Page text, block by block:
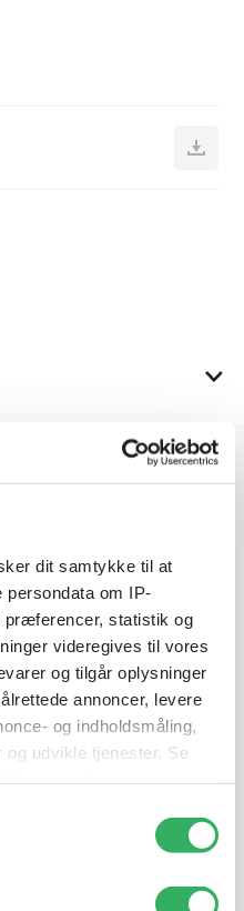
dit samtykke til at
persondata om IP-
præferencer, statistik og
videregives til vores
og tilgår oplysninger
annoncer, levere
og indholdsmåling,
udvikle tjenester. Se
fra vores
at trykke på "Privacy
produkter til
skal bruge en enkelt farve,
behov for en
dig.
07:00-15:30
07:00-13:45